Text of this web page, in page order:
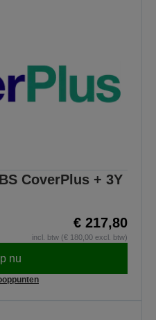
CoverPlus + 3Y
€ 217,80
incl. btw (€ 180,00 excl. btw)
nu